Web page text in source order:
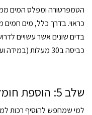
הטמפרטורה ומפלס המים
כראוי. בדרך כלל, מים חמים
בדים שונים אשר עשויים
כביסה ב30 מעלות (במידה ועושים רקמה ללא חומרים מסירים צבע).
שלב 5: הוספת חומץ עבור רכות נוספת
למי שמחפש להוסיף רכות